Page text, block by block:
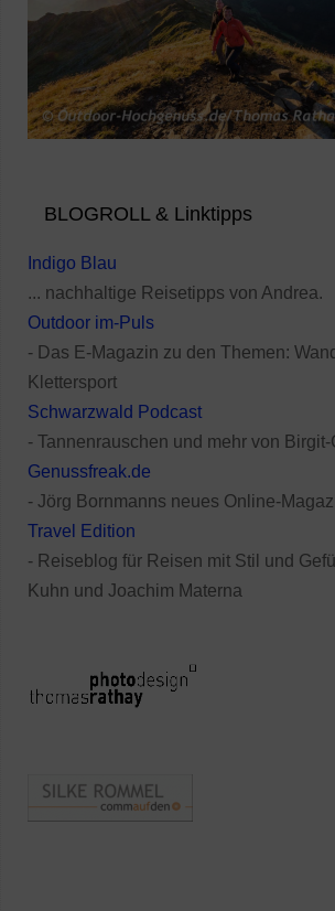
BLOGROLL & Linktipps
Indigo Blau
... nachhaltige Reisetipps von Andrea.
Outdoor im-Puls
- Das E-Magazin zu den Themen:
Klettersport
Schwarzwald Podcast
- Tannenrauschen und mehr von Birgit-
Genussfreak.de
- Jörg Bornmanns neues Online-
Travel Edition
- Reiseblog für Reisen mit Stil und
Kuhn und Joachim Materna